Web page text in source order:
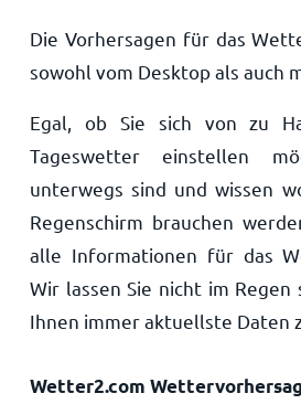
Die Vorhersagen für das
sowohl vom Desktop als auch
Egal, ob Sie sich von zu
Tageswetter einstellen
unterwegs sind und wissen
Regenschirm brauchen
alle Informationen für das
Wir lassen Sie nicht im
Ihnen immer aktuellste Daten
Wetter2.com